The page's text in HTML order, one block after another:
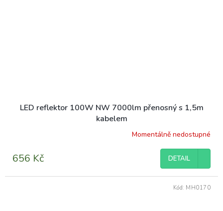
LED reflektor 100W NW 7000lm přenosný s 1,5m
kabelem
Momentálně nedostupné
656 Kč DETAIL
Kód: MH0170